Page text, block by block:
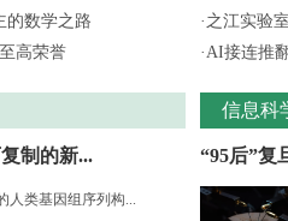
的数学之路
高荣誉
制的新...
人类基因组序列构...
· 之江实验
·AI接连推
信息科
“95后”复